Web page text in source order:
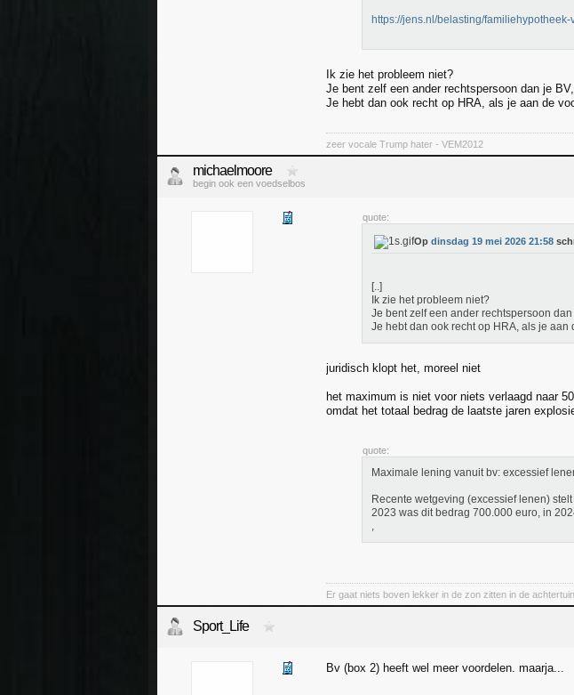
https://jens.nl/belasting/
Ik zie het probleem niet?
Je bent zelf een ander rechtspersoon dan je
Je hebt dan ook recht op HRA, als je aan de
zeer vocale Trump hater - VEM2012
michaelmoore
begin ook een voedselbos
quote:
Op dinsdag 19 mei 2026 21:58
[..]
Ik zie het probleem niet?
Je bent zelf een ander rechtspersoon
Je hebt dan ook recht op HRA, als je
juridisch klopt het, moreel niet
het maximum is niet voor niets verlaagd naar
omdat het totaal bedrag de laatste jaren
quote:
Maximale lening vanuit bv: excessief
Recente wetgeving (excessief lenen)
2023 was dit bedrag 700.000 euro, in
,
Er gaat niets boven lekker in de zon zitten in de
Sport_Life
Bv (box 2) heeft wel meer voordelen. maarja...